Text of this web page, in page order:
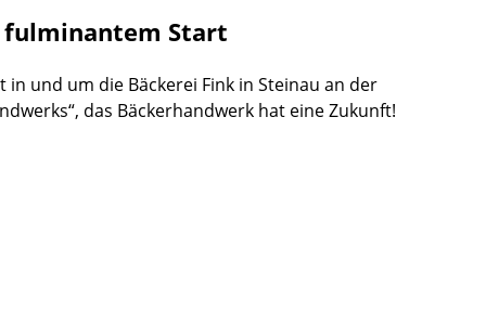
fulminantem Start
und um die Bäckerei Fink in Steinau an der
das Bäckerhandwerk hat eine Zukunft!